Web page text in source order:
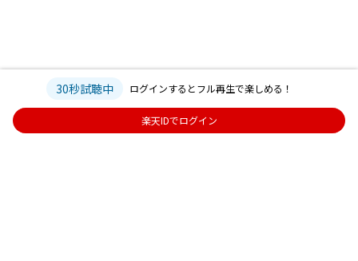
30秒試聴中 ログインするとフル再生で楽しめる！
楽天IDでログイン